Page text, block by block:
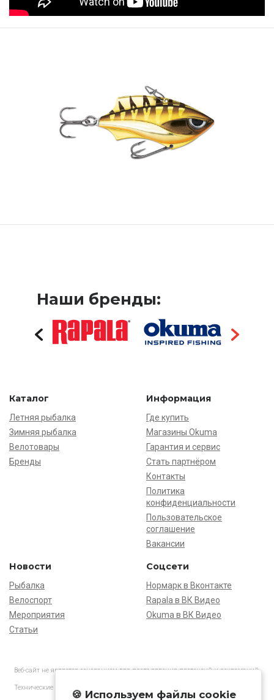
Наши бренды:
Каталог
Летняя рыбалка
Зимняя рыбалка
Велотовары
Бренды
Информация
Где купить
Магазины Okuma
Гарантия и сервис
Стать партнёром
Контакты
Политика
конфиденциальности
Пользовательское
соглашение
Вакансии
Новости
Рыбалка
Велоспорт
Мероприятия
Статьи
Соцсети
Нормарк в Вконтакте
Rapala в ВК Видео
Okuma в ВК Видео
Веб-сайт не является основанием для предъявления претензий и рекламаций,
Технические характеристики товаров могут отличаться от указанных на сайте.
🍪 Используем файлы cookie